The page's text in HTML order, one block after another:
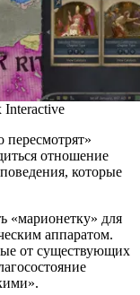
Interactive
пересмотрят»
отношение
которые
«марионетку» для
аппаратом.
от существующих